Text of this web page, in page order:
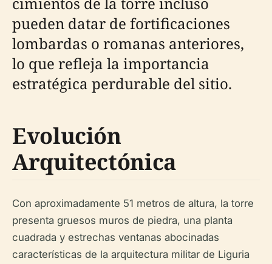
pueden datar de fortificaciones
lombardas o romanas anteriores,
lo que refleja la importancia
estratégica perdurable del sitio.
Evolución
Arquitectónica
Con aproximadamente 51 metros de altura, la torre
presenta gruesos muros de piedra, una planta
cuadrada y estrechas ventanas abocinadas
características de la arquitectura militar de Liguria